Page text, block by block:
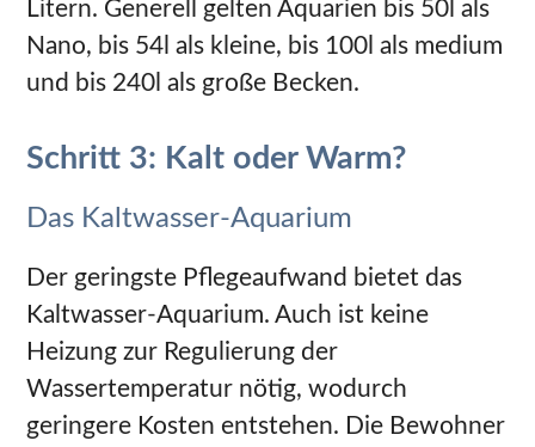
Litern. Generell gelten Aquarien bis 50l als
Nano, bis 54l als kleine, bis 100l als medium
und bis 240l als große Becken.
Schritt 3: Kalt oder Warm?
Das Kaltwasser-Aquarium
Der geringste Pflegeaufwand bietet das
Kaltwasser-Aquarium. Auch ist keine
Heizung zur Regulierung der
Wassertemperatur nötig, wodurch
geringere Kosten entstehen. Die Bewohner